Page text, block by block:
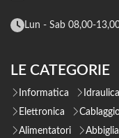
Lun - Sab 08,00-
LE CATEGORIE
Informatica Idraulica
Elettronica
Alimentatori